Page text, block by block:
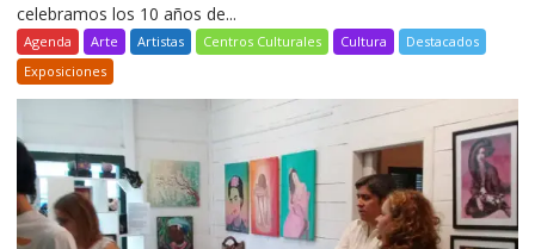
celebramos los 10 años de...
Agenda Arte Artistas Centros Culturales Cultura
Destacados
Exposiciones